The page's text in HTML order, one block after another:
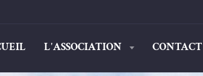
L'ASSOCIATION CONTACT